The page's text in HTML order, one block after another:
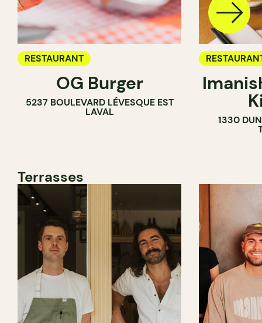
RESTAURANT
OG Burger
5237 BOULEVARD LÉVESQUE EST
LAVAL
1330
Terrasses